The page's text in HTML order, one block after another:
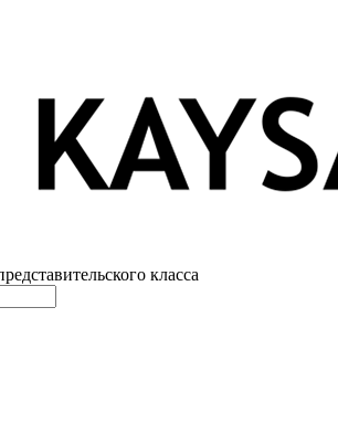
класса